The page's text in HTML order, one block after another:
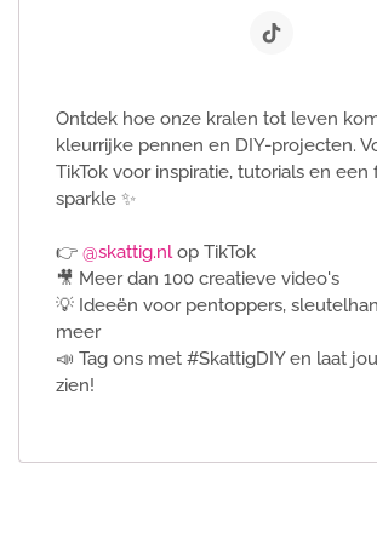
Ontdek hoe onze kralen tot leven
kleurrijke pennen en DIY-projecten.
TikTok voor inspiratie, tutorials en een
sparkle ✨
👉 @skattig.nlop TikTok
🎥 Meer dan 100 creatieve video's
💡 Ideeën voor pentoppers,
meer
📣 Tag ons met #SkattigDIY en laat
zien!